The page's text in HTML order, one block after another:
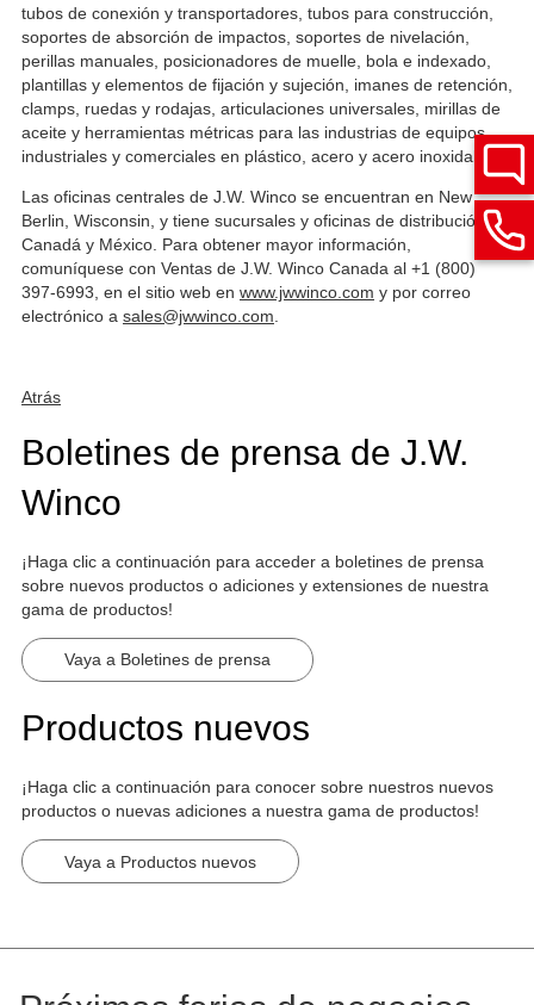
tubos de conexión y transportadores, tubos para construcción,
soportes de absorción de impactos, soportes de nivelación,
perillas manuales, posicionadores de muelle, bola e indexado,
plantillas y elementos de fijación y sujeción, imanes de retención,
clamps, ruedas y rodajas, articulaciones universales, mirillas de
aceite y herramientas métricas para las industrias de equipos
industriales y comerciales en plástico, acero y acero inoxidable.
Las oficinas centrales de J.W. Winco se encuentran en New
Berlin, Wisconsin, y tiene sucursales y oficinas de distribución en
Canadá y México. Para obtener mayor información,
comuníquese con Ventas de J.W. Winco Canada al +1 (800)
397-6993, en el sitio web en www.jwwinco.com y por correo
electrónico a sales@jwwinco.com
Atrás
Boletines de prensa de J.W.
Winco
¡Haga clic a continuación para acceder a boletines de prensa
sobre nuevos productos o adiciones y extensiones de nuestra
gama de productos!
Vaya a Boletines de prensa
Productos nuevos
¡Haga clic a continuación para conocer sobre nuestros nuevos
productos o nuevas adiciones a nuestra gama de productos!
Vaya a Productos nuevos